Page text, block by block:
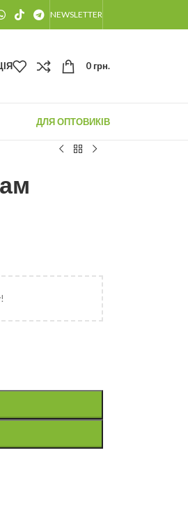
NEWSLETTER
0 грн.
ДЛЯ ОПТОВИКІВ